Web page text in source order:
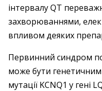
інтервалу QT
захворюваннями,
впливом деяких
Первинний синдром
може бути
мутації KCNQ1 у гені